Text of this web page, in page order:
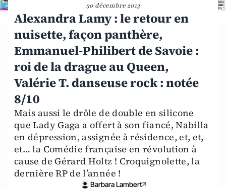
30 décembre 2013
Alexandra Lamy : le retour en
nuisette, façon panthère,
Emmanuel-Philibert de Savoie :
roi de la drague au Queen,
Valérie T. danseuse rock : notée
8/10
Mais aussi le drôle de double en silicone
que Lady Gaga a offert à son fiancé, Nabilla
en dépression, assignée à résidence, et, et,
et… la Comédie française en révolution à
cause de Gérard Holtz ! Croquignolette, la
dernière RP de l’année !
Barbara Lambert